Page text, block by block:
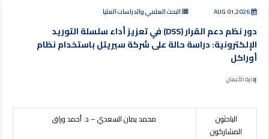
AUG 01,2026 البحث العلمي والدراسات العليا
دور نظم دعم القرار (DSS) في تعزيز أداء سلسلة التوريد
الإلكترونية: دراسة حالة على شركة سيريتل باستخدام نظام
أوراكل
إدارة الأعمال
الباحثون
المشاركون
محمد يمان السعدي – د. أحمد وراق